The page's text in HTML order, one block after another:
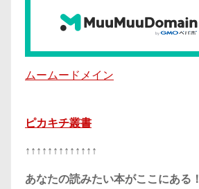
ムームードメイン
ピカキチ叢書
↑↑↑↑↑↑↑↑↑↑↑↑↑
あなたの読みたい本がここにある！